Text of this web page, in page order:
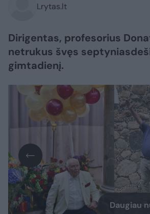
Lrytas.lt
Dirigentas, profesorius
netrukus švęs
gimtadienį.
Daugiau